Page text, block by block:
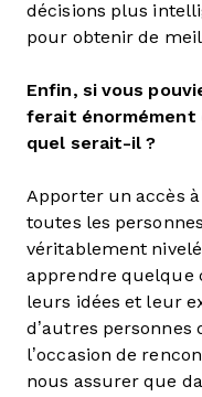
décisions plus
pour obtenir de
Enfin, si vous
ferait énormément
quel serait-il ?
Apporter un accès
toutes les
véritablement
apprendre quelque
leurs idées et leur
d’autres personnes
l’occasion de
nous assurer que